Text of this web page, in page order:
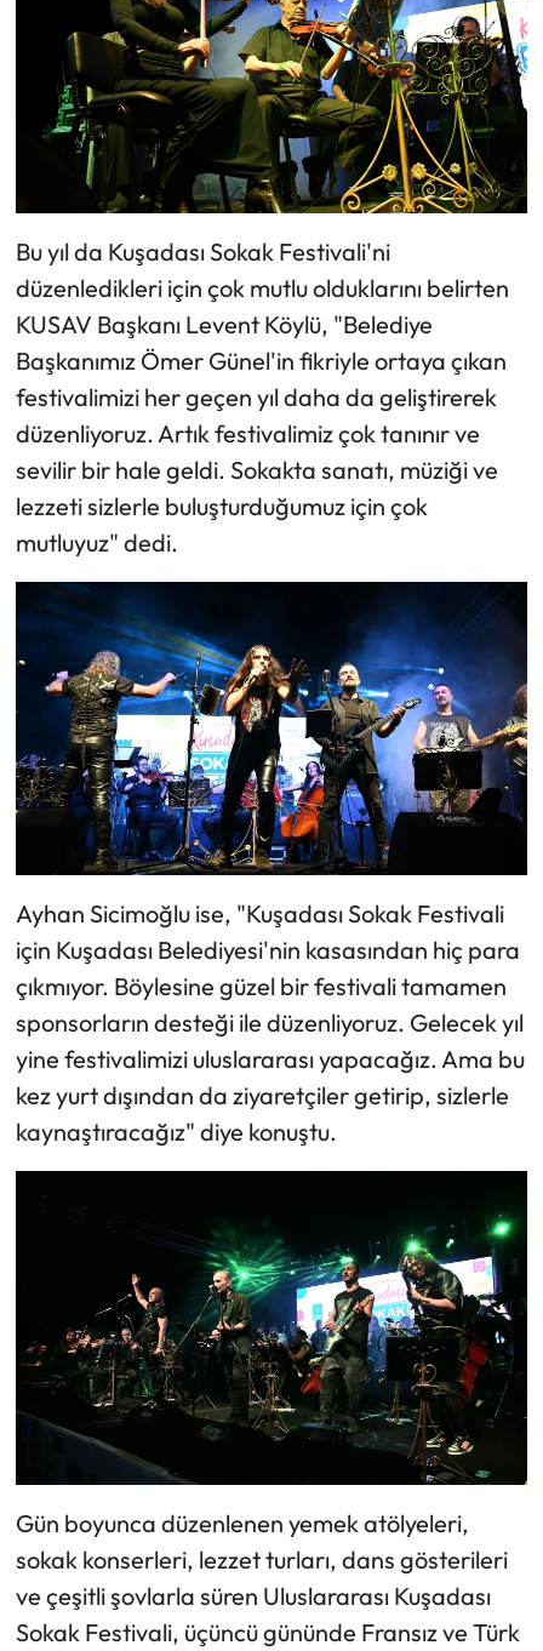
Bu yıl da Kuşadası Sokak Festivali'ni
düzenledikleri için çok mutlu olduklarını belirten
KUSAV Başkanı Levent Köylü, "Belediye
Başkanımız Ömer Günel'in fikriyle ortaya çıkan
festivalimizi her geçen yıl daha da geliştirerek
düzenliyoruz. Artık festivalimiz çok tanınır ve
sevilir bir hale geldi. Sokakta sanatı, müziği ve
lezzeti sizlerle buluşturduğumuz için çok
mutluyuz" dedi.
Ayhan Sicimoğlu ise, "Kuşadası Sokak Festivali
için Kuşadası Belediyesi'nin kasasından hiç para
çıkmıyor. Böylesine güzel bir festivali tamamen
sponsorların desteği ile düzenliyoruz. Gelecek yıl
yine festivalimizi uluslararası yapacağız. Ama bu
kez yurt dışından da ziyaretçiler getirip, sizlerle
kaynaştıracağız" diye konuştu.
Gün boyunca düzenlenen yemek atölyeleri,
sokak konserleri, lezzet turları, dans gösterileri
ve çeşitli şovlarla süren Uluslararası Kuşadası
Sokak Festivali, üçüncü gününde Fransız ve Türk